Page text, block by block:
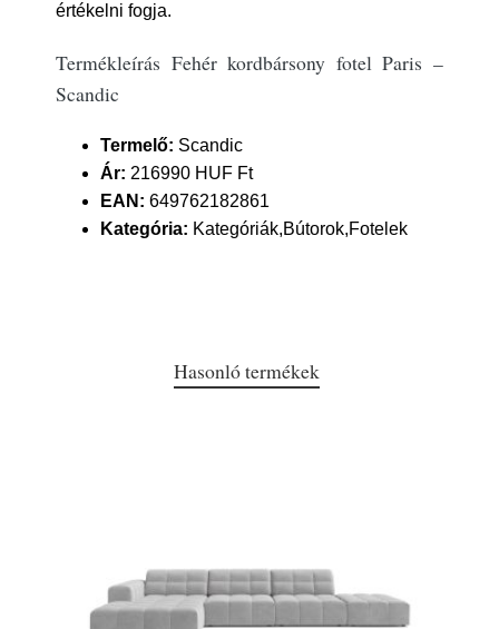
értékelni fogja.
Termékleírás Fehér kordbársony fotel Paris –
Scandic
Termelő: Scandic
Ár: 216990 HUF Ft
EAN: 649762182861
Kategória: Kategóriák,Bútorok,Fotelek
Hasonló termékek